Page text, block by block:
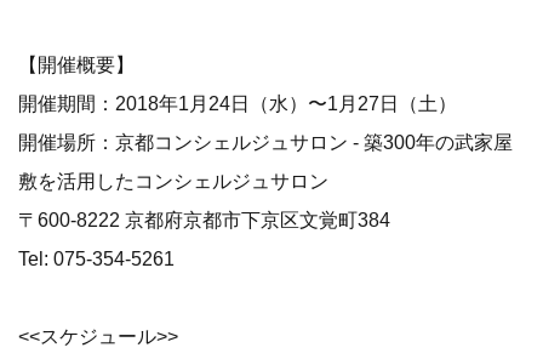
【開催概要】
開催期間：2018年1月24日（水）〜1月27日（土）
開催場所：京都コンシェルジュサロン - 築300年の武家屋
敷を活用したコンシェルジュサロン
〒600-8222 京都府京都市下京区文覚町384
Tel: 075-354-5261
<<スケジュール>>